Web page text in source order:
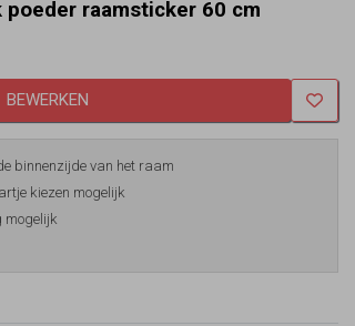
poeder raamsticker 60 cm
BEWERKEN
binnenzijde van het raam
kiezen mogelijk
mogelijk